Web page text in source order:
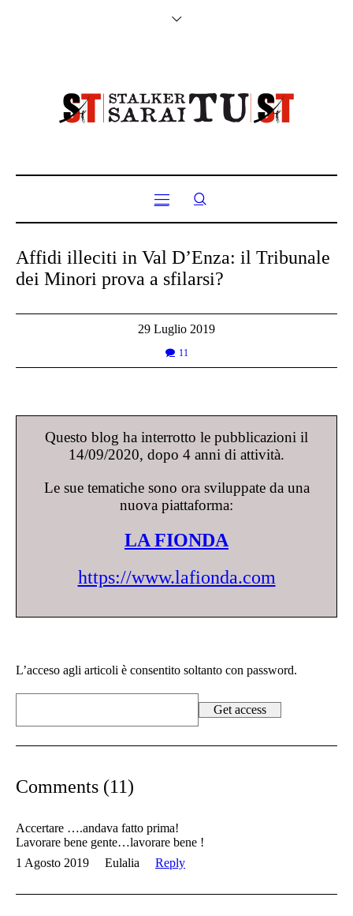
Affidi illeciti in Val D’Enza: il Tribunale
dei Minori prova a sfilarsi?
29 Luglio 2019
11
Questo blog ha interrotto le pubblicazioni il
14/09/2020, dopo 4 anni di attività.
Le sue tematiche sono ora sviluppate da una
nuova piattaforma:
LA FIONDA
https://www.lafionda.com
L’acceso agli articoli è consentito soltanto con password.
Comments (11)
Accertare ….andava fatto prima!
Lavorare bene gente…lavorare bene !
1 Agosto 2019
Eulalia Reply